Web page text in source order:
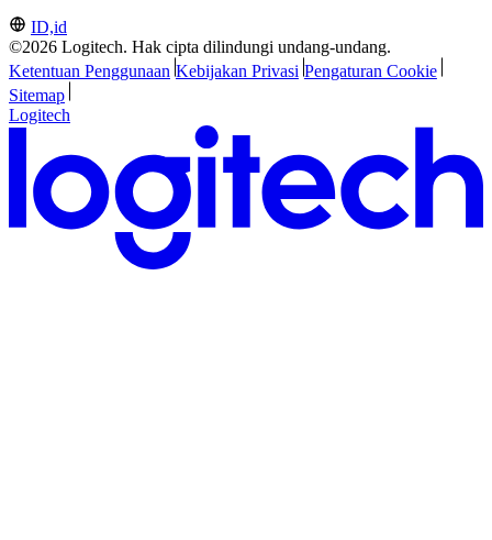
ID,id
©2026 Logitech. Hak cipta dilindungi undang-undang.
Ketentuan Penggunaan Kebijakan Privasi Pengaturan Cookie
Sitemap
Logitech